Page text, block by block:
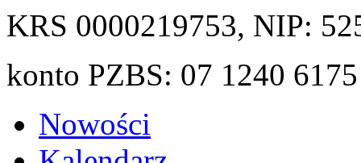
KRS 0000219753, NIP:
konto PZBS: 07 1240
Nowości